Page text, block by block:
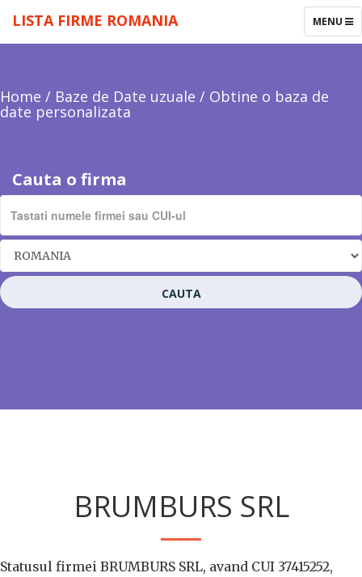
TOGGLE
MENU
LISTA FIRME ROMANIA
Home / Baze de Date uzuale / Obtine o baza de
date personalizata
Cauta o firma
CAUTA
BRUMBURS SRL
Statusul firmei BRUMBURS SRL, avand CUI 37415252,